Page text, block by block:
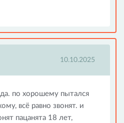
10.10.2025
по хорошему пытался
всё равно звонят. и
пацанята 18 лет,